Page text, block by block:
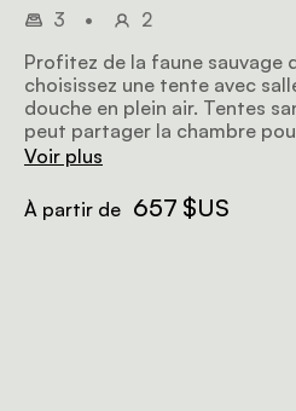
3 •
2
Profitez de la faune sauvage
choisissez une tente avec
douche en plein air. Tentes
peut partager la chambre
pleine nature.
Voir plus
À partir de 657 $US